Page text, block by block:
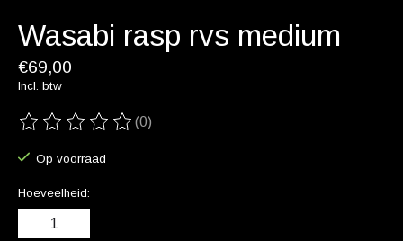
Wasabi rasp rvs medium
€69,00
Incl. btw
De beoordeling van dit product is
(0)
Op voorraad
Hoeveelheid: